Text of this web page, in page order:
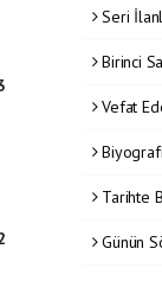
Seri
Birinci
Vefat
Tarihte
Günün